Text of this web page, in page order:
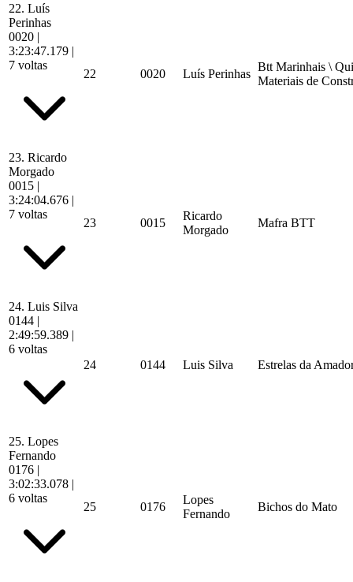
22. Luís
Perinhas
0020 |
3:23:47.179 |
7 voltas
22 0020 Luís Perinhas
Btt Marinhais \
Materiais de
23. Ricardo
Morgado
0015 |
3:24:04.676 |
7 voltas
23 0015
Ricardo
Morgado
Mafra BTT
24. Luis Silva
0144 |
2:49:59.389 |
6 voltas
24
0144 Luis Silva Estrelas da
25. Lopes
Fernando
0176 |
3:02:33.078 |
6 voltas
25 0176
Lopes
Fernando
Bichos do Mato